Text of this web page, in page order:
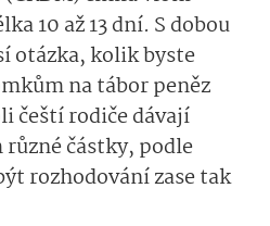
10 až 13 dní. S dobou
otázka, kolik byste
na tábor peněz
čeští rodiče dávají
částky, podle
rozhodování zase tak